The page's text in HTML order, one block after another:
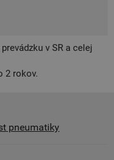
v SR a celej
2 rokov.
pneumatiky